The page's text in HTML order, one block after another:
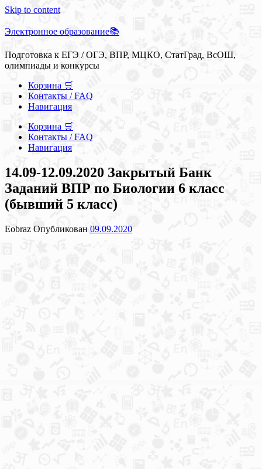
Skip to content
Электронное образование📚
Подготовка к ЕГЭ / ОГЭ, ВПР, МЦКО, СтатГрад, ВсОШ,
олимпиады и конкурсы
Корзина 🛒
Контакты / FAQ
Навигация
Корзина 🛒
Контакты / FAQ
Навигация
14.09-12.09.2020 Закрытый Банк
Заданий ВПР по Биологии 6 класс
(бывший 5 класс)
Eobraz Опубликован 09.09.2020